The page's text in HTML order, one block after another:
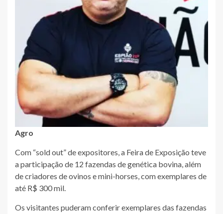
Agro
Com “sold out” de expositores, a Feira de Exposição teve
a participação de 12 fazendas de genética bovina, além
de criadores de ovinos e mini-horses, com exemplares de
até R$ 300 mil.
Os visitantes puderam conferir exemplares das fazendas